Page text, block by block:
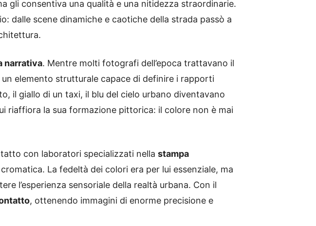
gli consentiva una qualità e una nitidezza straordinarie.
dalle scene dinamiche e caotiche della strada passò a
narrativa. Mentre molti fotografi dell’epoca trattavano il
elemento strutturale capace di definire i rapporti
il giallo di un taxi, il blu del cielo urbano diventavano
riaffiora la sua formazione pittorica: il colore non è mai
con laboratori specializzati nella stampa
La fedeltà dei colori era per lui essenziale, ma
l’esperienza sensoriale della realtà urbana. Con il
, ottenendo immagini di enorme precisione e